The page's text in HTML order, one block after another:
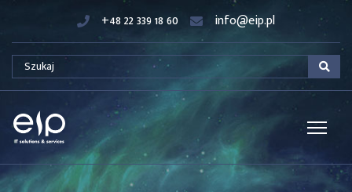
+48 22 339 18 60 info@eip.pl